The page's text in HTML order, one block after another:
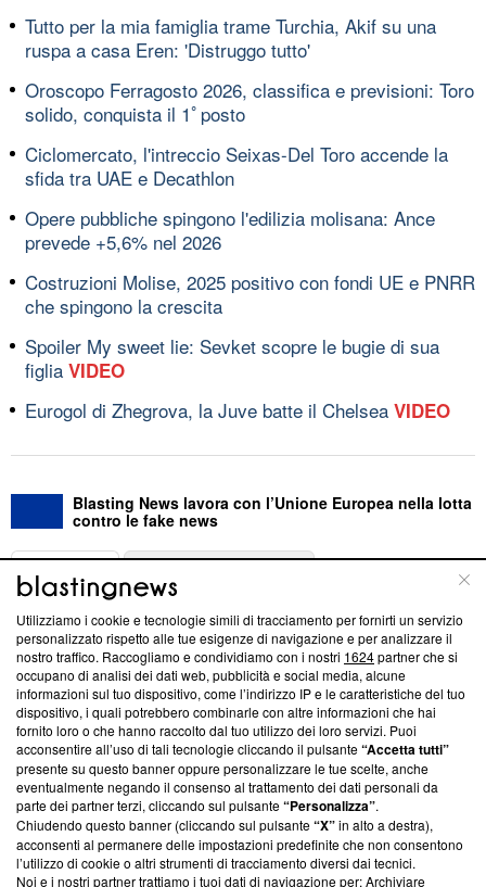
Tutto per la mia famiglia trame Turchia, Akif su una
ruspa a casa Eren: 'Distruggo tutto'
Oroscopo Ferragosto 2026, classifica e previsioni: Toro
solido, conquista il 1ﾟposto
Ciclomercato, l'intreccio Seixas-Del Toro accende la
sfida tra UAE e Decathlon
Opere pubbliche spingono l'edilizia molisana: Ance
prevede +5,6% nel 2026
Costruzioni Molise, 2025 positivo con fondi UE e PNRR
che spingono la crescita
Spoiler My sweet lie: Sevket scopre le bugie di sua
figlia VIDEO
Eurogol di Zhegrova, la Juve batte il Chelsea VIDEO
Blasting News lavora con l’Unione Europea nella lotta
contro le fake news
ABOUT
Questa sezione offre informazioni trasparenti su Blasting
News, sui nostri processi editoriali e su come ci impegniamo a
creare news di qualità. Inoltre, afferma la nostra aderenza a
‘Trust Project - News with Integrity’Blasting News non è
ancora membro del programma, ma ha richiesto di farne
parte; Trust Project non ha ancora effettuato una verifica di
conformità agli standard.
Su di noi
Team editoriale
Utilizziamo i cookie e tecnologie simili di tracciamento per fornirti un servizio
personalizzato rispetto alle tue esigenze di navigazione e per analizzare il
nostro traffico. Raccogliamo e condividiamo con i nostri 1624partner che si
occupano di analisi dei dati web, pubblicità e social media, alcune
informazioni sul tuo dispositivo, come l’indirizzo IP e le caratteristiche del tuo
dispositivo, i quali potrebbero combinarle con altre informazioni che hai
fornito loro o che hanno raccolto dal tuo utilizzo dei loro servizi. Puoi
acconsentire all’uso di tali tecnologie cliccando il pulsante“Accetta tutti”
presente su questo banner oppure personalizzare le tue scelte, anche
eventualmente negando il consenso al trattamento dei dati personali da
parte dei partner terzi, cliccando sul pulsante“Personalizza”.
Chiudendo questo banner (cliccando sul pulsante“X”in alto a destra),
acconsenti al permanere delle impostazioni predefinite che non consentono
l’utilizzo di cookie o altri strumenti di tracciamento diversi dai tecnici.
Noi e i nostri partner trattiamo i tuoi dati di navigazione per: Archiviare